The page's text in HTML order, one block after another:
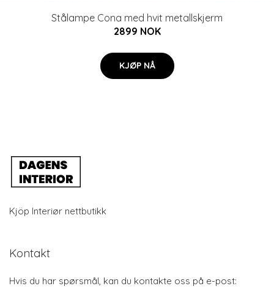
Stålampe Cona med hvit metallskjerm
2899 NOK
KJØP NÅ
Kjöp Interiør nettbutikk
Kontakt
Hvis du har spørsmål, kan du kontakte oss på e-post: